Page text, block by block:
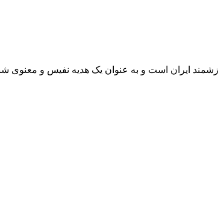
ایران است و به عنوان یک هدیه نفیس و معنوی